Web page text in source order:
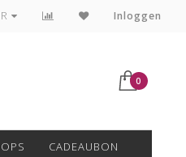
MET MOLLIE! Inloggen
0
CADEAUBON